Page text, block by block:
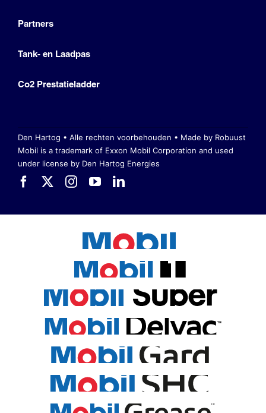
Partners
Tank- en Laadpas
Co2 Prestatieladder
Den Hartog • Alle rechten voorbehouden • Made by Robuust
Mobil is a trademark of Exxon Mobil Corporation and used
under license by Den Hartog Energies